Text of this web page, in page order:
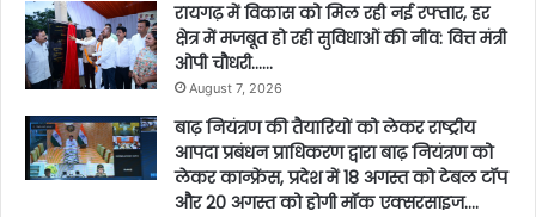
रायगढ़ में विकास को मिल रही नई रफ्तार, हर
क्षेत्र में मजबूत हो रही सुविधाओं की नींव: वित्त मंत्री
ओपी चौधरी……
August 7, 2026
बाढ़ नियंत्रण की तैयारियों को लेकर राष्ट्रीय
आपदा प्रबंधन प्राधिकरण द्वारा बाढ़ नियंत्रण को
लेकर कान्फ्रेंस, प्रदेश में 18 अगस्त को टेबल टॉप
और 20 अगस्त को होगी मॉक एक्सरसाइज….